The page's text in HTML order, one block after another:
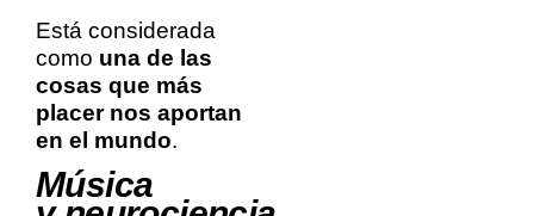
Está considerada
como una de las
cosas que más
placer nos aportan
en el mundo.
Música